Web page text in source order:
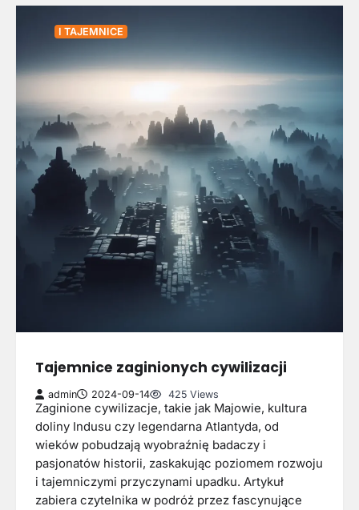
I TAJEMNICE
Tajemnice zaginionych cywilizacji
admin 2024-09-14 425 Views
Zaginione cywilizacje, takie jak Majowie, kultura
doliny Indusu czy legendarna Atlantyda, od
wieków pobudzają wyobraźnię badaczy i
pasjonatów historii, zaskakując poziomem rozwoju
i tajemniczymi przyczynami upadku. Artykuł
zabiera czytelnika w podróż przez fascynujące